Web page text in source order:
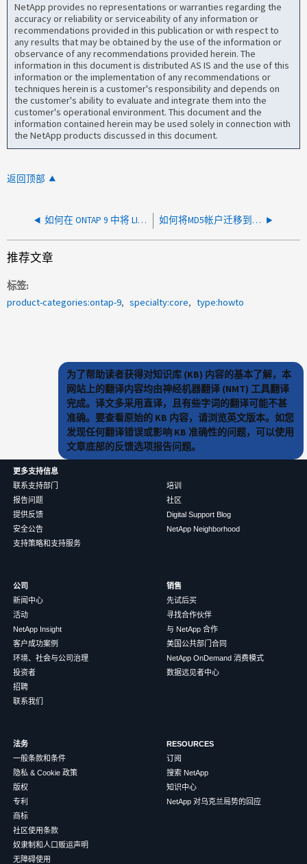
NetApp provides no representations or warranties regarding the
accuracy or reliability or serviceability of any information or
recommendations provided in this publication or with respect to
any results that may be obtained by the use of the information or
observance of any recommendations provided herein. The
information in this document is distributed AS IS and the use of this
information or the implementation of any recommendations or
techniques herein is a customer's responsibility and depends on
the customer's ability to evaluate and integrate them into the
customer's operational environment. This document and the
information contained herein may be used solely in connection with
the NetApp products discussed in this document.
返回顶部
如何在 ONTAP 9 中将 LIF 迁移到新的 VLAN ID 如何将MD5帐户迁移到SHA-512密码哈希函数
推荐文章
标签
product-categories:ontap-9
specialty:core type:howto
为了帮助读者获得对知识库 (KB) 内容的基本了解，本
网站上的翻译内容均由神经机器翻译 (NMT) 工具翻译
完成。译文多采用直译，且有些字词的翻译可能不甚
准确。要查看原始的 KB 内容，请浏览英文版本。如您
发现任何翻译错误或影响 KB 准确性的问题，可以使用
文章底部的反馈选项报告问题。
更多支持信息
联系支持部门
报告问题
提供反馈
安全公告
支持策略和支持服务
培训
社区
Digital Support Blog
NetApp Neighborhood
公司
新闻中心
活动
NetApp Insight
客户成功案例
环境、社会与公司治理
投资者
招聘
联系我们
销售
先试后买
寻找合作伙伴
与 NetApp 合作
美国公共部门合同
NetApp OnDemand 消费模式
数据远见者中心
法务
一般条款和条件
隐私 & Cookie 政策
版权
专利
商标
社区使用条款
奴隶制和人口贩运声明
无障碍使用
RESOURCES
订阅
搜索 NetApp
知识中心
NetApp 对乌克兰局势的回应